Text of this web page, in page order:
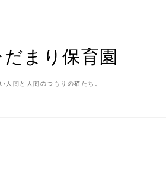
まり保育園
人間と人間のつもりの猫たち。